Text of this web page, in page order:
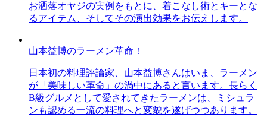
お洒落オヤジの実例をもとに、着こなし術とキーとな
るアイテム、そしてその演出効果をお伝えします。
山本益博のラーメン革命！
日本初の料理評論家、山本益博さんはいま、ラーメン
が「美味しい革命」の渦中にあると言います。長らく
B級グルメとして愛されてきたラーメンは、ミシュラ
ンも認める一流の料理へと変貌を遂げつつあります。